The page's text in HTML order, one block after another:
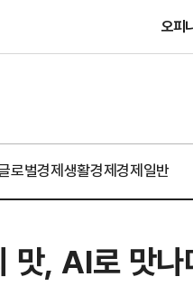
오피
로벌경제생활경제경제일반
맛, AI로 맛